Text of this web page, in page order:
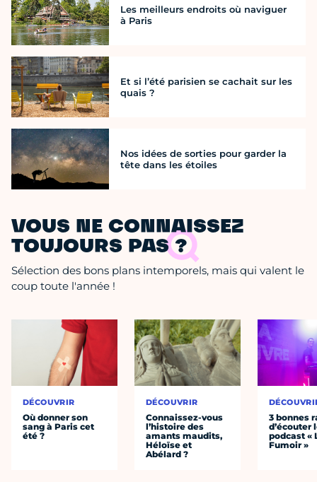
Les meilleurs endroits où naviguer
à Paris
Et si l’été parisien se cachait sur les
quais ?
Nos idées de sorties pour garder la
tête dans les étoiles
VOUS NE CONNAISSEZ
TOUJOURS PAS ?
Sélection des bons plans intemporels, mais qui valent le
coup toute l'année !
DÉCOUVRIR
Où donner son
sang à Paris cet
été ?
DÉCOUVRIR
Connaissez-vous
l’histoire des
amants maudits,
Héloïse et
Abélard ?
3 bonnes
d’écouter
podcast «
Fumoir »